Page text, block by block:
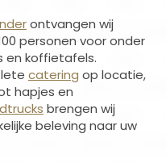
ontvangen wij
personen voor onder
en koffietafels.
catering op locatie,
hapjes en
brengen wij
beleving naar uw